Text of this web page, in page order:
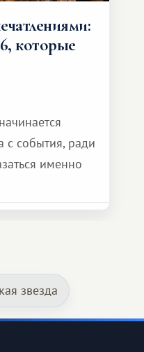
которые
с события, ради
именно
звезда